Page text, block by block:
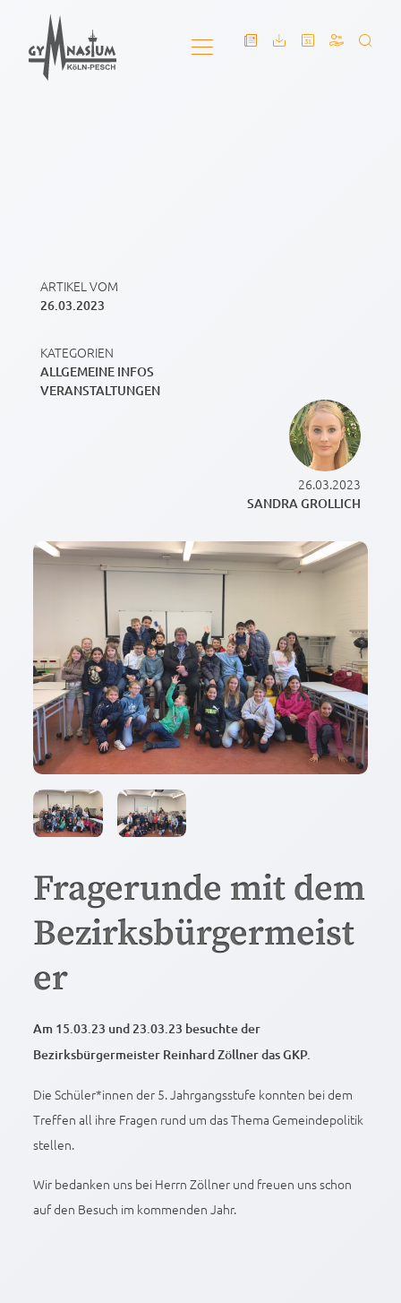
ARTIKEL VOM
26.03.2023
KATEGORIEN
ALLGEMEINE INFOS
VERANSTALTUNGEN
26.03.2023
SANDRA GROLLICH
Fragerunde mit dem
Bezirksbürgermeist
er
Am 15.03.23 und 23.03.23 besuchte der
Bezirksbürgermeister Reinhard Zöllner das GKP.
Die Schüler*innen der 5. Jahrgangsstufe konnten bei dem
Treffen all ihre Fragen rund um das Thema Gemeindepolitik
stellen.
Wir bedanken uns bei Herrn Zöllner und freuen uns schon
auf den Besuch im kommenden Jahr.